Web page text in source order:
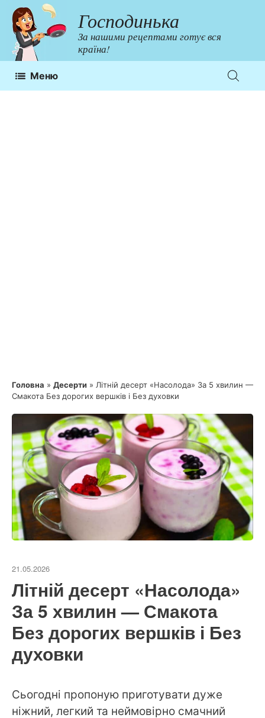
Перейти
до
контенту
Господинька
За нашими рецептами готує вся
країна!
Меню
Головна » Десерти » Літній десерт «Насолода» За 5 хвилин —
Смакота Без дорогих вершків і Без духовки
21.05.2026
Літній десерт «Насолода»
За 5 хвилин — Смакота
Без дорогих вершків і Без
духовки
Сьогодні пропоную приготувати дуже
ніжний, легкий та неймовірно смачний